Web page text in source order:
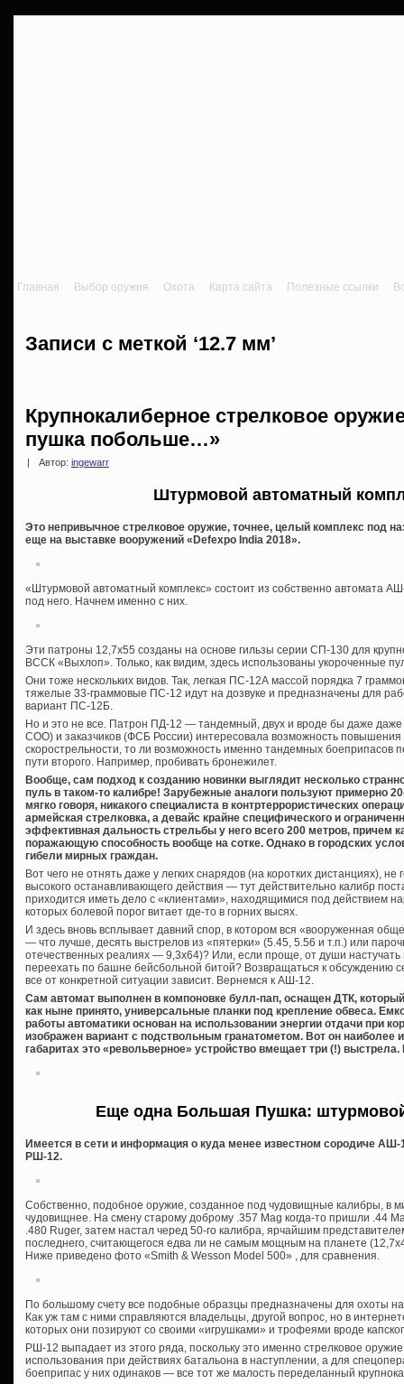
Главная Выбор оружия Охота Карта сайта Полезные ссылки
Записи с меткой ‘12.7 мм’
Крупнокалиберное стрелковое
пушка побольше…»
Автор: ingewarr
Штурмовой автоматный
Это непривычное стрелковое оружие, точнее, целый комплекс под
еще на выставке вооружений «Defexpo India 2018».
«Штурмовой автоматный комплекс» состоит из собственно автомата
под него. Начнем именно с них.
Эти патроны 12,7х55 созданы на основе гильзы серии СП-130 для
ВССК «Выхлоп». Только, как видим, здесь использованы укороченные
Они тоже нескольких видов. Так, легкая ПС-12А массой порядка 7
тяжелые 33-граммовые ПС-12 идут на дозвуке и предназначены для
вариант ПС-12Б.
Но и это не все. Патрон ПД-12 — тандемный, двух и вроде бы даже
СОО) и заказчиков (ФСБ России) интересовала возможность повышения
скорострельности, то ли возможность именно тандемных боеприпасов
пути второго. Например, пробивать бронежилет.
Вообще, сам подход к созданию новинки выглядит несколько
пуль в таком-то калибре! Зарубежные аналоги пользуют примерно
мягко говоря, никакого специалиста в контртеррористических
армейская стрелковка, а девайс крайне специфического и
эффективная дальность стрельбы у него всего 200 метров, причем
поражающую способность вообще на сотке. Однако в городских
гибели мирных граждан.
Вот чего не отнять даже у легких снарядов (на коротких дистанциях),
высокого останавливающего действия — тут действительно калибр
приходится иметь дело с «клиентами», находящимися под действием
которых болевой порог витает где-то в горних высях.
И здесь вновь всплывает давний спор, в котором вся «вооруженная
— что лучше, десять выстрелов из «пятерки» (5.45, 5.56 и т.п.) или
отечественных реалиях — 9,3х64)? Или, если проще, от души настучать
переехать по башне бейсбольной битой? Возвращаться к обсуждению
все от конкретной ситуации зависит. Вернемся к АШ-12.
Сам автомат выполнен в компоновке булл-пап, оснащен ДТК,
как ныне принято, универсальные планки под крепление обвеса.
работы автоматики основан на использовании энергии отдачи при
изображен вариант с подствольным гранатометом. Вот он наиболее
габаритах это «револьверное» устройство вмещает три (!)
Еще одна Большая Пушка:
Имеется в сети и информация о куда менее известном сородиче
РШ-12.
Собственно, подобное оружие, созданное под чудовищные калибры, в
чудовищнее. На смену старому доброму .357 Mag когда-то пришли .44
.480 Ruger, затем настал черед 50-го калибра, ярчайшим
последнего, считающегося едва ли не самым мощным на планете
Ниже приведено фото «Smith & Wesson Model 500» , для сравнения.
По большому счету все подобные образцы предназначены для охоты на
Как уж там с ними справляются владельцы, другой вопрос, но в
которых они позируют со своими «игрушками» и трофеями вроде
РШ-12 выпадает из этого ряда, поскольку это именно стрелковое
использования при действиях батальона в наступлении, а для
боеприпас у них одинаков — все тот же малость переделанный